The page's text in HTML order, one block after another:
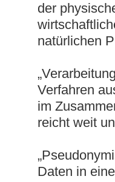
der
natürlichen
Verfahren
im
reicht weit
Daten in